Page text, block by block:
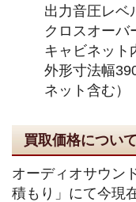
出力音圧レベ
クロスオーバ
キャビネット
外形寸法幅
ネット含む）
買取価格について
オーディオサウン
積もり」にて今現